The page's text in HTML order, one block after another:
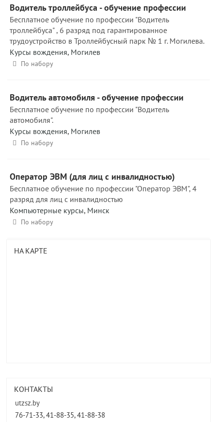
Водитель троллейбуса - обучение профессии
Бесплатное обучение по профессии "Водитель
троллейбуса" , 6 разряд под гарантированное
трудоустройство в Троллейбусный парк № 1 г. Могилева.
Курсы вождения, Могилев
По набору
Водитель автомобиля - обучение профессии
Бесплатное обучение по профессии "Водитель
автомобиля".
Курсы вождения, Могилев
По набору
Оператор ЭВМ (для лиц с инвалидностью)
Бесплатное обучение по профессии "Оператор ЭВМ", 4
разряд для лиц с инвалидностью
Компьютерные курсы, Минск
По набору
НА КАРТЕ
КОНТАКТЫ
utzsz.by
76-71-33, 41-88-35, 41-88-38